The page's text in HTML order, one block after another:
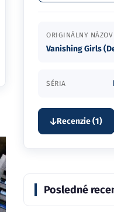
ORIGINÁLNY NÁZOV
Vanishing Girls
SÉRIA
Recenzie (1)
Posledné